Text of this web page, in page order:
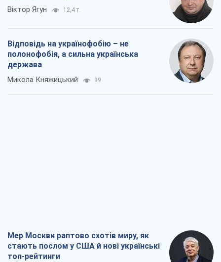
Віктор Ягун 12,4 т.
Відповідь на українофобію – не
полонофобія, а сильна українська
держава
Микола Княжицький 99
Мер Москви раптово схотів миру, як
стають послом у США й нові українські
топ-рейтинги